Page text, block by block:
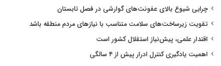
چرایی شیوع بالای عفونت‌های گوارشی در فصل تابستان
تقویت زیرساخت‌های سلامت متناسب با نیازهای مردم منطقه باشد
اقتدار علمی، پیش‌نیاز استقلال کشور است
اهمیت یادگیری کنترل ادرار پیش از ۴ سالگی